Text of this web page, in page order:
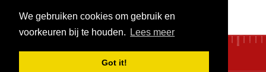
We gebruiken cookies om gebruik en
voorkeuren bij te houden.
Lees meer
Got it!
Contact / Support